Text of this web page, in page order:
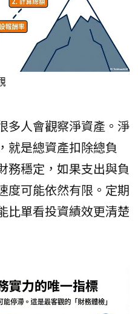
多人會觀察淨資產。淨
就是總資產扣除總負
務穩定，如果支出與負
度可能依然有限。定期
比單看投資績效更清楚